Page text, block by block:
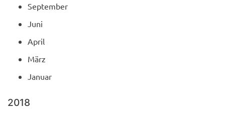
September
Juni
April
März
Januar
2018